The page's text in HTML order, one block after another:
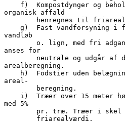
organisk affald
henregnes til
vandløb
anses for
arealberegning.
areal-
        beregning.
med 5%
pr. træ. Træer i
        friarealværdi.